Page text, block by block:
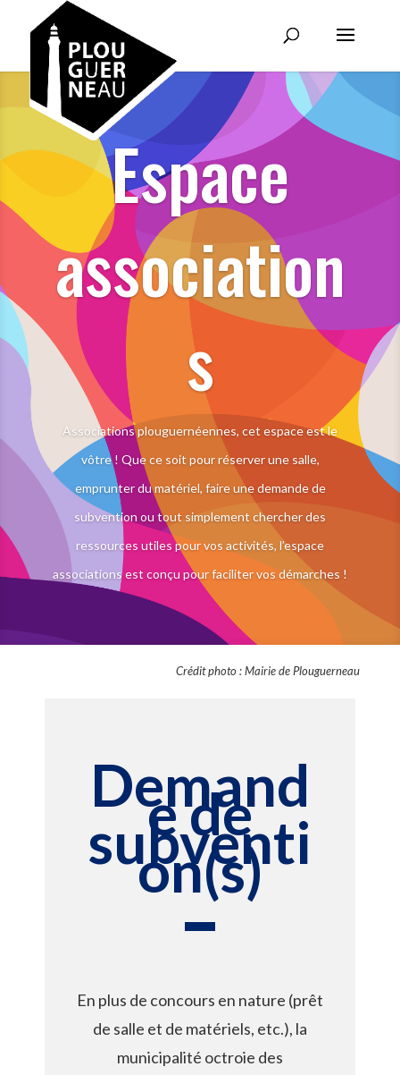
Espace
association
s
Associations plouguernéennes, cet espace est le
vôtre ! Que ce soit pour réserver une salle,
emprunter du matériel, faire une demande de
subvention ou tout simplement chercher des
ressources utiles pour vos activités, l’espace
associations est conçu pour faciliter vos démarches !
Crédit photo : Mairie de Plouguerneau
Demand
e de
subventi
on(s)
En plus de concours en nature (prêt
de salle et de matériels, etc.), la
municipalité octroie des